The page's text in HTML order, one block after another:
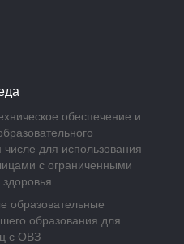
обеспечение и
числе для использования
с ограниченными
образовательные
образования для
с ОВЗ